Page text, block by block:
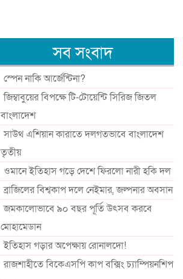
সব সংবাদ
স্পেন নাকি আর্জেন্টিনা?
জিম্বাবুয়ের বিপক্ষে টি-টোয়েন্টি সিরিজ জিতল
বাংলাদেশ
সাউথ এশিয়ান কারাতে দলগতভাবে বাংলাদেশ
তৃতীয়
ওমানে ইতিহাস গড়ে দেশে ফিরলো নারী হকি দল
ব্রাজিলের বিশ্বকাপ দলে নেইমার, জল্পনার অবসান
জমকালোভাবে ৯০ বছর পূর্তি উৎসব করবে
মোহামেডান
ইতিহাস গড়ার অপেক্ষায় রোনালদো!
রাজশাহীতে বিকেএসপি কাপ বক্সিং চ্যাম্পিয়নশিপ